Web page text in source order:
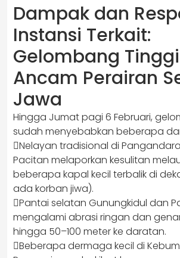
Dampak dan
Instansi Terkait:
Gelombang
Ancam Perairan
Jawa
Hingga Jumat pagi 6 Februari,
sudah menyebabkan beberapa
Nelayan tradisional di
Pacitan melaporkan kesulitan
beberapa kapal kecil terbalik di
ada korban jiwa).
Pantai selatan Gunungkidul dan
mengalami abrasi ringan dan
hingga 50–100 meter ke daratan.
Beberapa dermaga kecil di